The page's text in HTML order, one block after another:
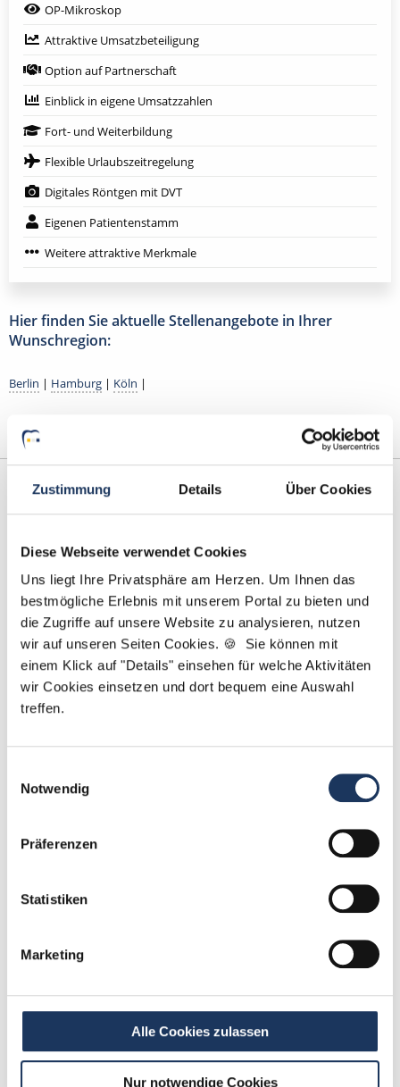
Zustimmung Details Über Cookies
Diese Webseite verwendet Cookies
Uns liegt Ihre Privatsphäre am Herzen. Um Ihnen das
bestmögliche Erlebnis mit unserem Portal zu bieten und
die Zugriffe auf unsere Website zu analysieren, nutzen
wir auf unseren Seiten Cookies. 🍪 Sie können mit
einem Klick auf "Details" einsehen für welche Aktivitäten
wir Cookies einsetzen und dort bequem eine Auswahl
treffen.
Notwendig
Präferenzen
Statistiken
Marketing
Alle Cookies zulassen
Nur notwendige Cookies
OP-Mikroskop
Attraktive Umsatzbeteiligung
Option auf Partnerschaft
Einblick in eigene Umsatzzahlen
Fort- und Weiterbildung
Flexible Urlaubszeitregelung
Digitales Röntgen mit DVT
Eigenen Patientenstamm
Weitere attraktive Merkmale
Hier finden Sie aktuelle Stellenangebote in Ihrer
Wunschregion:
Berlin | Hamburg | Köln |
Elvan Eskitürk
Ansprechpartnerin
Sie suchen eine neue Herausforderung in der
unseren Stellen bin ich gerne für Sie da!
Jetzt zur kostenlosen Stellenanfrage
bewerbung@dzas.de